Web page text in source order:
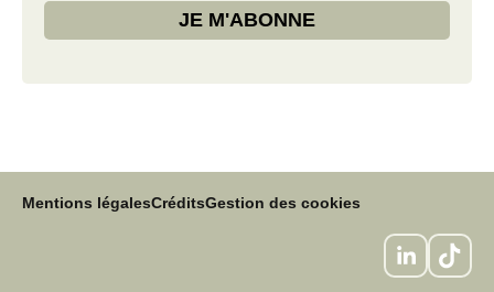
Mentions légalesCréditsGestion des cookies